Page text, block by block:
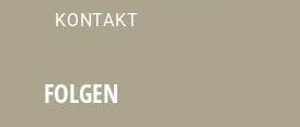
KONTAKT
FOLGEN